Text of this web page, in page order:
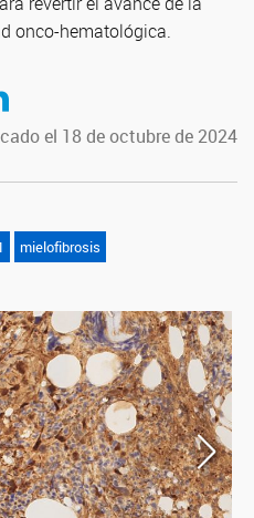
onco-hematológica.
en LinkedIn
el 18 de octubre de 2024
mielofibrosis